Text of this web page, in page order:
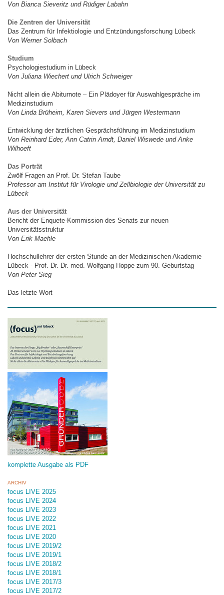
Von Bianca Sieveritz und Rüdiger Labahn
Die Zentren der Universität
Das Zentrum für Infektiologie und Entzündungsforschung Lübeck
Von Werner Solbach
Studium
Psychologiestudium in Lübeck
Von Juliana Wiechert und Ulrich Schweiger
Nicht allein die Abiturnote – Ein Plädoyer für Auswahlgespräche im
Medizinstudium
Von Linda Brüheim, Karen Sievers und Jürgen Westermann
Entwicklung der ärztlichen Gesprächsführung im Medizinstudium
Von Reinhard Eder, Ann Catrin Arndt, Daniel Wiswede und Anke
Wilhoeft
Das Porträt
Zwölf Fragen an Prof. Dr. Stefan Taube
Professor am Institut für Virologie und Zellbiologie der Universität zu
Lübeck
Aus der Universität
Bericht der Enquete-Kommission des Senats zur neuen
Universitätsstruktur
Von Erik Maehle
Hochschullehrer der ersten Stunde an der Medizinischen Akademie
Lübeck - Prof. Dr. Dr. med. Wolfgang Hoppe zum 90. Geburtstag
Von Peter Sieg
Das letzte Wort
komplette Ausgabe als PDF
ARCHIV
focus LIVE 2025
focus LIVE 2024
focus LIVE 2023
focus LIVE 2022
focus LIVE 2021
focus LIVE 2020
focus LIVE 2019/2
focus LIVE 2019/1
focus LIVE 2018/2
focus LIVE 2018/1
focus LIVE 2017/3
focus LIVE 2017/2